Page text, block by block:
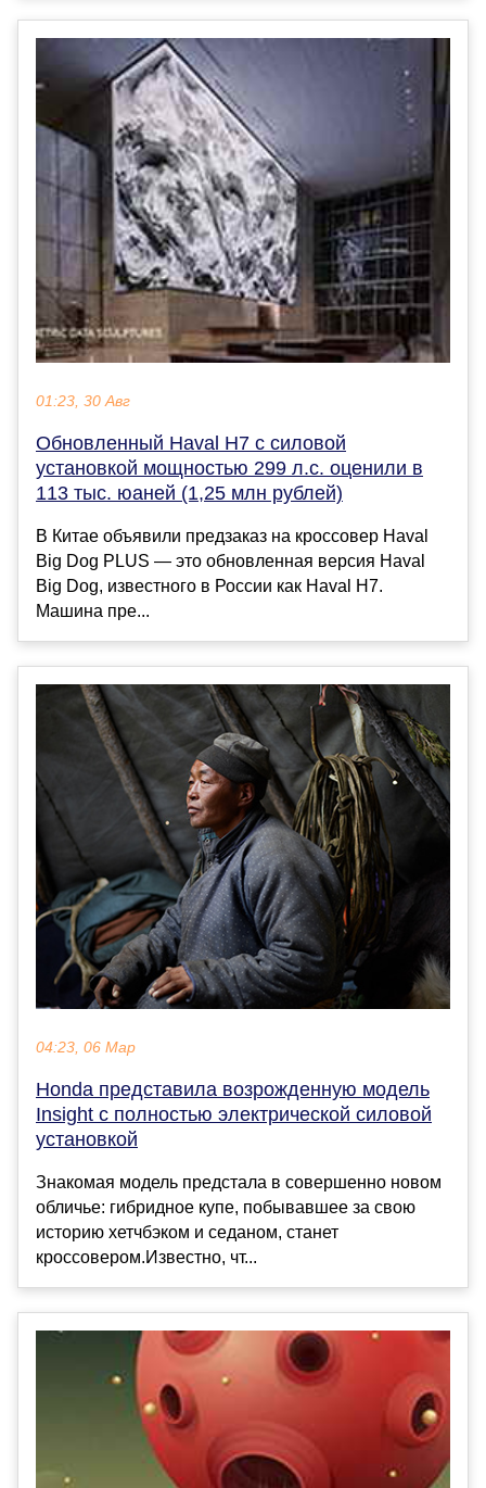
01:23, 30 Авг
Обновленный Haval H7 с силовой
установкой мощностью 299 л.с. оценили в
113 тыс. юаней (1,25 млн рублей)
В Китае объявили предзаказ на кроссовер Haval
Big Dog PLUS — это обновленная версия Haval
Big Dog, известного в России как Haval H7.
Машина пре...
04:23, 06 Мар
Honda представила возрожденную модель
Insight с полностью электрической силовой
установкой
Знакомая модель предстала в совершенно новом
обличье: гибридное купе, побывавшее за свою
историю хетчбэком и седаном, станет
кроссовером.Известно, чт...